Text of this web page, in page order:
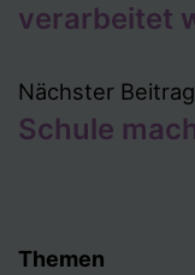
verarbeitet
Nächster Beitrag
Schule
Themen